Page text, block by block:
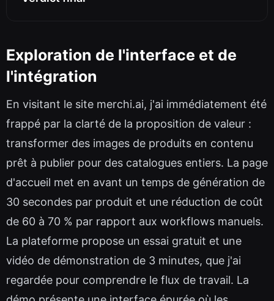
Exploration de l'interface et de
l'intégration
En visitant le site merchi.ai, j'ai immédiatement été
frappé par la clarté de la proposition de valeur :
transformer des images de produits en contenu
prêt à publier pour des catalogues entiers. La page
d'accueil met en avant un temps de génération de
30 secondes par produit et une réduction de coût
de 60 à 70 % par rapport aux workflows manuels.
La plateforme propose un essai gratuit et une
vidéo de démonstration de 3 minutes, que j'ai
regardée pour comprendre le flux de travail. La